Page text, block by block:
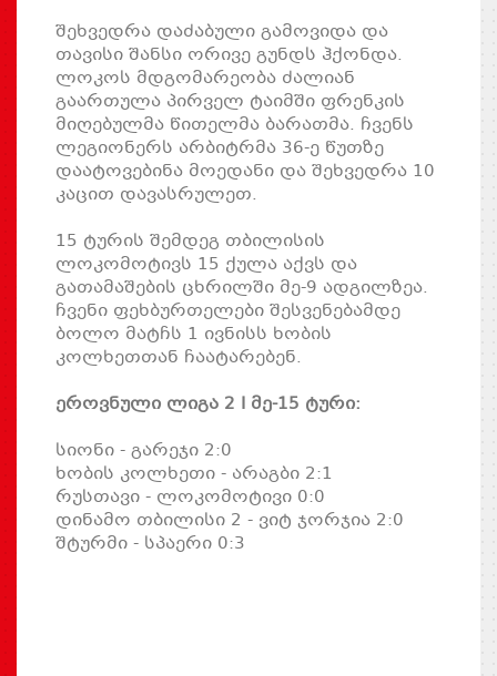
შეხვედრა დაძაბული გამოვიდა და
თავისი შანსი ორივე გუნდს ჰქონდა.
ლოკოს მდგომარეობა ძალიან
გაართულა პირველ ტაიმში ფრენკის
მიღებულმა წითელმა ბარათმა. ჩვენს
ლეგიონერს არბიტრმა 36-ე წუთზე
დაატოვებინა მოედანი და შეხვედრა 10
კაცით დავასრულეთ.
15 ტურის შემდეგ თბილისის
ლოკომოტივს 15 ქულა აქვს და
გათამაშების ცხრილში მე-9 ადგილზეა.
ჩვენი ფეხბურთელები შესვენებამდე
ბოლო მატჩს 1 ივნისს ხობის
კოლხეთთან ჩაატარებენ.
ეროვნული ლიგა 2 I მე-15 ტური:
სიონი - გარეჯი 2:0
ხობის კოლხეთი - არაგბი 2:1
რუსთავი - ლოკომოტივი 0:0
დინამო თბილისი 2 - ვიტ ჯორჯია 2:0
შტურმი - სპაერი 0:3